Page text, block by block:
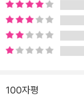
에 수용소 및 유형지에
살아남을 수 있었다. 그
신과 다른 죄수들의 기
솔제니찐의 말처럼 <
을 독파하는 것이 가장
100자평